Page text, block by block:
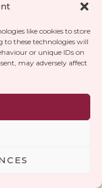
like cookies to store
to these technologies will
or unique IDs on
may adversely affect
a különböző
függően
tőke